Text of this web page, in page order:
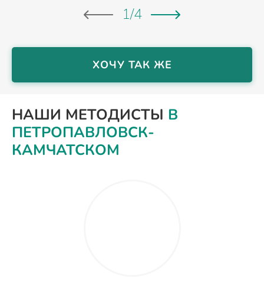
1/4
ХОЧУ ТАК ЖЕ
НАШИ МЕТОДИСТЫ В
ПЕТРОПАВЛОВСК-
КАМЧАТСКОМ